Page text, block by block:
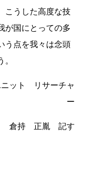
こうした高度な技
が国にとっての多
う点を我々は念頭
ニット リサーチャ
ー
倉持 正胤 記す